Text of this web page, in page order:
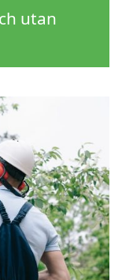
utan